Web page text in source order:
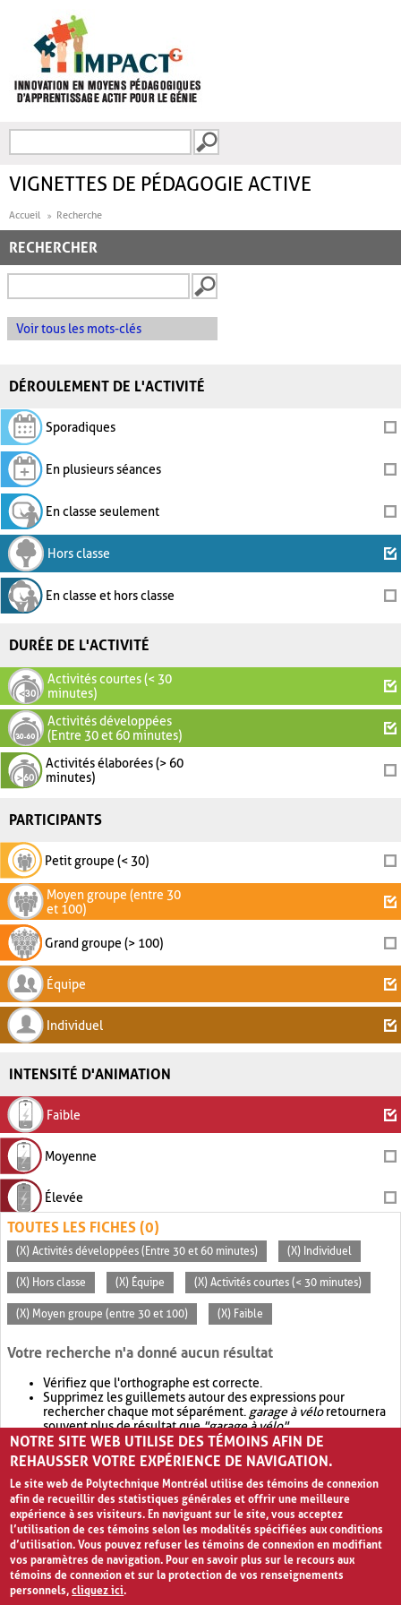
FORMULAIRE DE
VIGNETTES DE PÉDAGOGIE ACTIVE
Accueil Recherche
RECHERCHER
Voir tous les mots-clés
DÉROULEMENT DE L'ACTIVITÉ
Sporadiques
En plusieurs séances
En classe seulement
Hors classe
En classe et hors classe
DURÉE DE L'ACTIVITÉ
Activités courtes (< 30
minutes)
Activités développées
(Entre 30 et 60 minutes)
Activités élaborées (> 60
minutes)
PARTICIPANTS
Petit groupe (< 30)
Moyen groupe (entre 30
et 100)
Grand groupe (> 100)
Équipe
Individuel
INTENSITÉ D'ANIMATION
Faible
Moyenne
Élevée
TOUTES LES FICHES (0)
(X) Activités développées (Entre 30 et 60 minutes) (X) Individuel
(X) Hors classe (X) Équipe (X) Activités courtes (< 30 minutes)
(X) Moyen groupe (entre 30 et 100) (X) Faible
Votre recherche n'a donné aucun résultat
Vérifiez que l'orthographe est correcte.
Supprimez les guillemets autour des expressions pour
rechercher chaque mot séparément. garage à véloretournera
souvent plus de résultat que"garage à vélo".
Envisagez d'élargir votre recherche avec OR.garage OR vélo
retournera souvent plus de résultat quegarage à vélo
NOTRE SITE WEB UTILISE DES TÉMOINS AFIN DE
REHAUSSER VOTRE EXPÉRIENCE DE NAVIGATION.
Le site web de Polytechnique Montréal utilise des témoins de connexion
afin de recueillir des statistiques générales et offrir une meilleure
expérience à ses visiteurs. En naviguant sur le site, vous acceptez
l’utilisation de ces témoins selon les modalités spécifiées aux conditions
d’utilisation. Vous pouvez refuser les témoins de connexion en modifiant
vos paramètres de navigation. Pour en savoir plus sur le recours aux
témoins de connexion et sur la protection de vos renseignements
personnels,cliquez ici.